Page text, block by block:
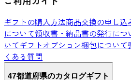
ギフトの購入方法商品交換の申し込
について領収書・納品書の発行につ
いてギフトオプション梱包について
くある質問
47都道府県のカタログギフト